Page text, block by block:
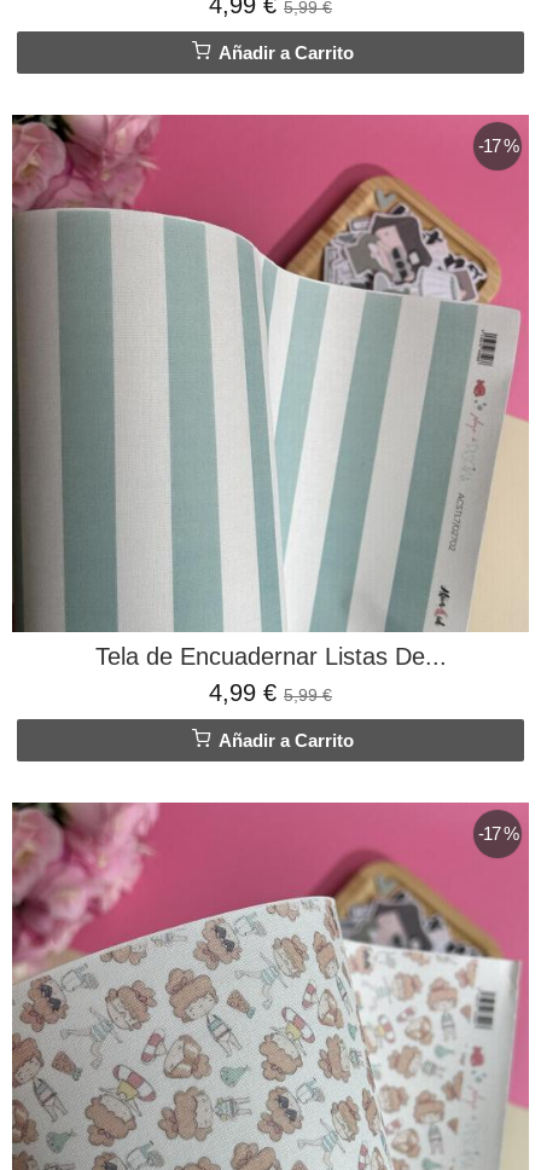
5,99 €
Añadir a Carrito
-17 %
Tela de Encuadernar Listas De...
4,99 € 5,99 €
Añadir a Carrito
-17 %